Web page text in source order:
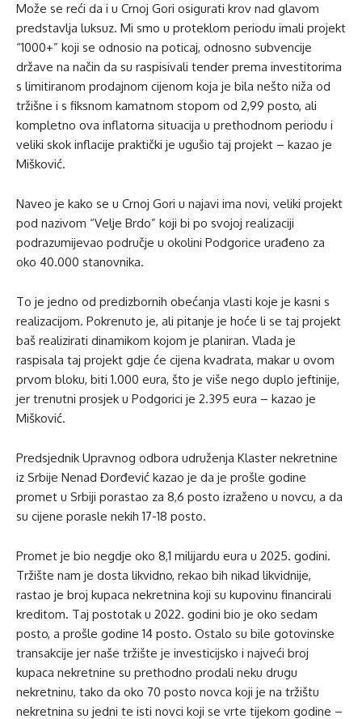
Može se reći da i u Crnoj Gori osigurati krov nad glavom
predstavlja luksuz. Mi smo u proteklom periodu imali projekt
“1000+” koji se odnosio na poticaj, odnosno subvencije
države na način da su raspisivali tender prema investitorima
s limitiranom prodajnom cijenom koja je bila nešto niža od
tržišne i s fiksnom kamatnom stopom od 2,99 posto, ali
kompletno ova inflatorna situacija u prethodnom periodu i
veliki skok inflacije praktički je ugušio taj projekt – kazao je
Mišković.
Naveo je kako se u Crnoj Gori u najavi ima novi, veliki projekt
pod nazivom “Velje Brdo” koji bi po svojoj realizaciji
podrazumijevao područje u okolini Podgorice urađeno za
oko 40.000 stanovnika.
To je jedno od predizbornih obećanja vlasti koje je kasni s
realizacijom. Pokrenuto je, ali pitanje je hoće li se taj projekt
baš realizirati dinamikom kojom je planiran. Vlada je
raspisala taj projekt gdje će cijena kvadrata, makar u ovom
prvom bloku, biti 1.000 eura, što je više nego duplo jeftinije,
jer trenutni prosjek u Podgorici je 2.395 eura – kazao je
Mišković.
Predsjednik Upravnog odbora udruženja Klaster nekretnine
iz Srbije Nenad Đorđević kazao je da je prošle godine
promet u Srbiji porastao za 8,6 posto izraženo u novcu, a da
su cijene porasle nekih 17-18 posto.
Promet je bio negdje oko 8,1 milijardu eura u 2025. godini.
Tržište nam je dosta likvidno, rekao bih nikad likvidnije,
rastao je broj kupaca nekretnina koji su kupovinu financirali
kreditom. Taj postotak u 2022. godini bio je oko sedam
posto, a prošle godine 14 posto. Ostalo su bile gotovinske
transakcije jer naše tržište je investicijsko i najveći broj
kupaca nekretnine su prethodno prodali neku drugu
nekretninu, tako da oko 70 posto novca koji je na tržištu
nekretnina su jedni te isti novci koji se vrte tijekom godine –